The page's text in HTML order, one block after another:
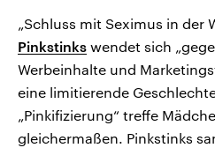
„Schluss mit Seximus in der
Pinkstinks wendet sich
Werbeinhalte und
eine limitierende
„Pinkifizierung“ treffe
gleichermaßen. Pinkstinks